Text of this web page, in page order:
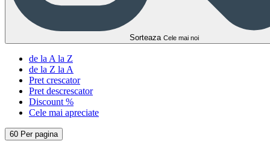
Sorteaza Cele mai noi
de la A la Z
de la Z la A
Pret crescator
Pret descrescator
Discount %
Cele mai apreciate
60 Per pagina